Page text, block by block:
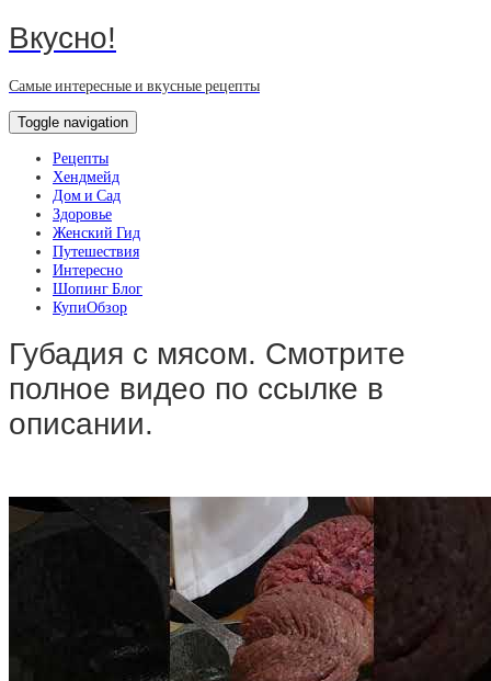
Вкусно!
Самые интересные и вкусные рецепты
Toggle navigation
Рецепты
Хендмейд
Дом и Сад
Здоровье
Женский Гид
Путешествия
Интересно
Шопинг Блог
КупиОбзор
Губадия с мясом. Смотрите
полное видео по ссылке в
описании.